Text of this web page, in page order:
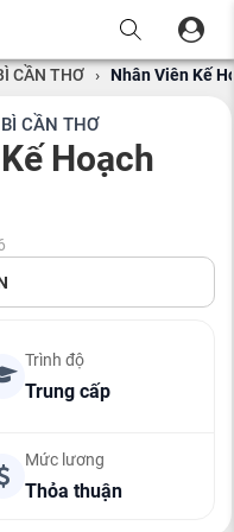
CẦN THƠ › Nhân Viên Kế
CẦN THƠ
Hoạch
Trình độ
Trung cấp
Mức lương
Thỏa thuận